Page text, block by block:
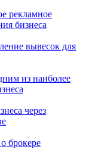
рекламное
бизнеса
вывесок для
из наиболее
через
брокере